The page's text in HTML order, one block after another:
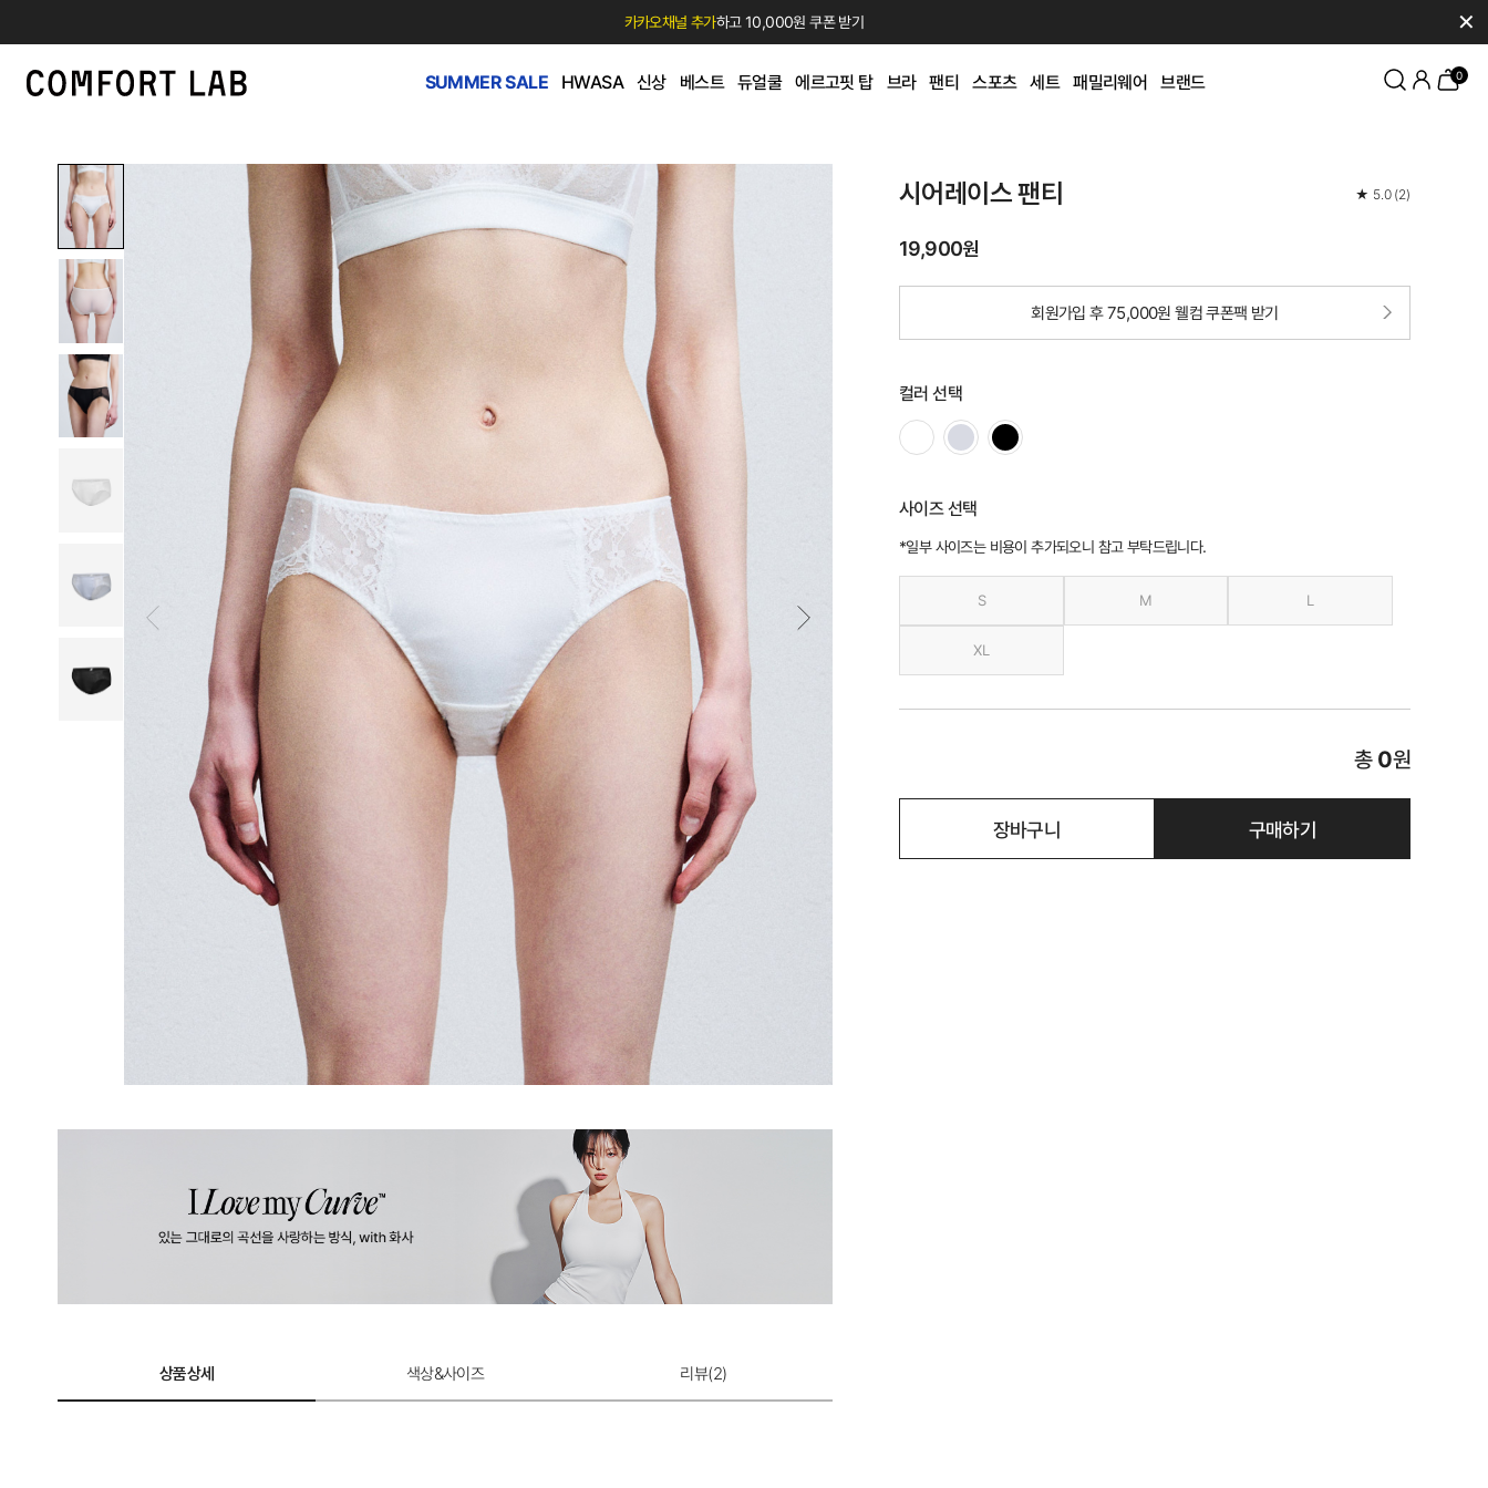
카카오채널 추가하고 10,000원 쿠폰 받기 ✕
SUMMER SALE HWASA 신상 베스트 듀얼쿨 에르고핏 탑 브라 팬티 스포츠 세트 패밀리웨어 브랜드 0
상품상세 색상&사이즈 리뷰(2)
시어레이스 팬티 ★ 5.0 (2)
19,900원
회원가입 후 75,000원 웰컴 쿠폰팩 받기
컬러 선택
사이즈 선택
*일부 사이즈는 비용이 추가되오니 참고 부탁드립니다.
S M L
XL
총 0원
장바구니 구매하기